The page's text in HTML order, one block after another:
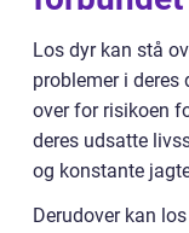
Los dyr kan stå
problemer i deres
over for risikoen
deres udsatte
og konstante
Derudover kan